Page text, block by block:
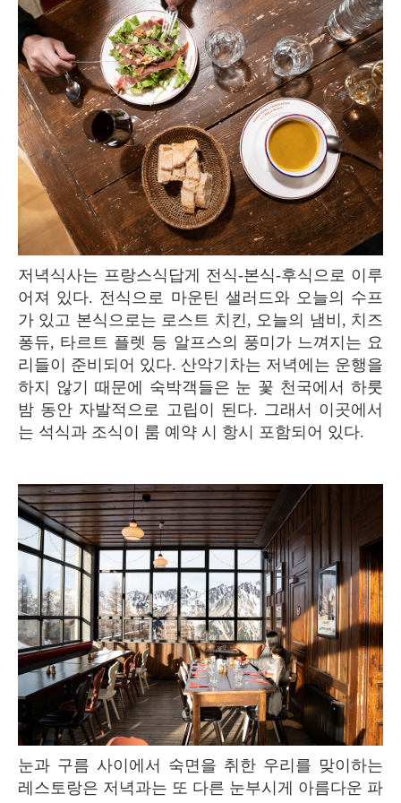
저녁식사는 프랑스식답게 전식-본식-후식으로 이루
어져 있다. 전식으로 마운틴 샐러드와 오늘의 수프
가 있고 본식으로는 로스트 치킨, 오늘의 냄비, 치즈
퐁듀, 타르트 플렛 등 알프스의 풍미가 느껴지는 요
리들이 준비되어 있다. 산악기차는 저녁에는 운행을
하지 않기 때문에 숙박객들은 눈 꽃 천국에서 하룻
밤 동안 자발적으로 고립이 된다. 그래서 이곳에서
는 석식과 조식이 룸 예약 시 항시 포함되어 있다.
눈과 구름 사이에서 숙면을 취한 우리를 맞이하는
레스토랑은 저녁과는 또 다른 눈부시게 아름다운 파